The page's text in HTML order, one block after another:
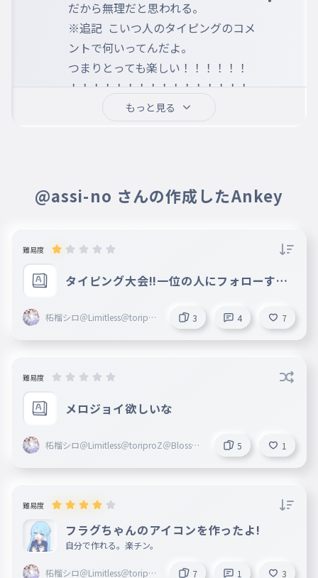
だから無理だと思われる。
※追記  こいつ人のタイピングのコメ
ントで何いってんだよ。
つまりとっても楽しい！！！！！！
！！！！！！！！！！！！！！！！
！！！！！！もっと見る
@assi-no さんの作成したAnkey
難易度
タイピング大会!!一位の人にフォローする
柘榴シロ＠Limitless＠toripro
3 4 7
難易度
メロジョイ欲しいな
柘榴シロ＠Limitless＠toriproZ＠Blosso
5 1
難易度
フラグちゃんのアイコンを作ったよ!
自分で作れる。楽チン。
柘榴シロ＠Limitless＠toripro 7 1 3